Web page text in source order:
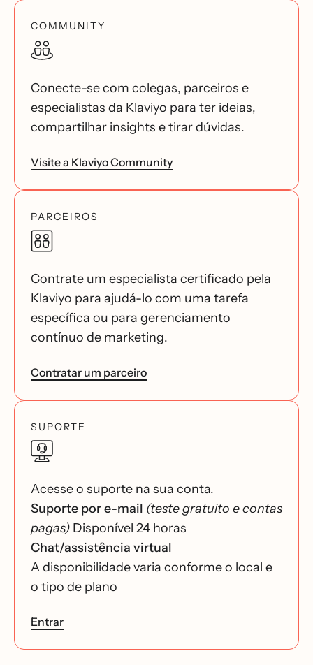
COMMUNITY
Conecte-se com colegas, parceiros e
especialistas da Klaviyo para ter ideias,
compartilhar insights e tirar dúvidas.
Visite a Klaviyo Community
PARCEIROS
Contrate um especialista certificado pela
Klaviyo para ajudá-lo com uma tarefa
específica ou para gerenciamento
contínuo de marketing.
Contratar um parceiro
SUPORTE
Acesse o suporte na sua conta.
Suporte por e-mail (teste gratuito e contas
pagas) Disponível 24 horas
Chat/assistência virtual
A disponibilidade varia conforme o local e
o tipo de plano
Entrar